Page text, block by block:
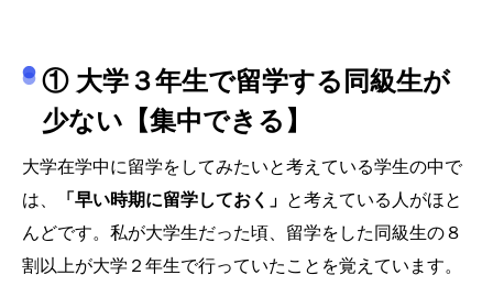
① 大学３年生で留学する同級生が
少ない【集中できる】
大学在学中に留学をしてみたいと考えている学生の中で
は、
「早い時期に留学しておく」 と考えている人がほと
んどです。私が大学生だった頃、留学をした同級生の８
割以上が大学２年生で行っていたことを覚えています。